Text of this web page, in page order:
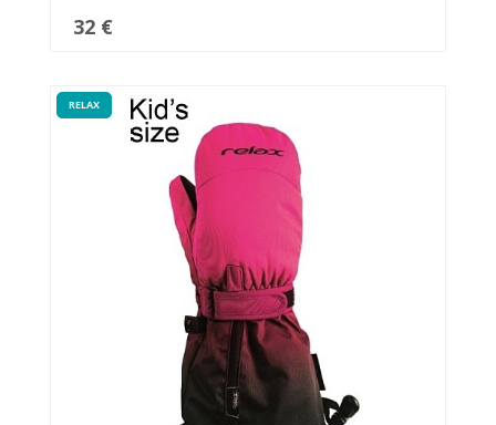
32 €
RELAX